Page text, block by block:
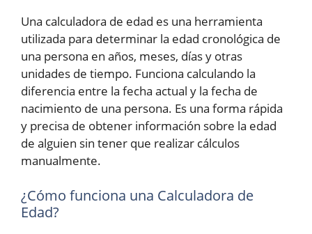
Una calculadora de edad es una herramienta
utilizada para determinar la edad cronológica de
una persona en años, meses, días y otras
unidades de tiempo. Funciona calculando la
diferencia entre la fecha actual y la fecha de
nacimiento de una persona. Es una forma rápida
y precisa de obtener información sobre la edad
de alguien sin tener que realizar cálculos
manualmente.
¿Cómo funciona una Calculadora de
Edad?